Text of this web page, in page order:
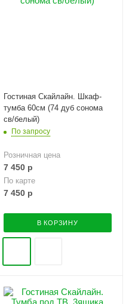
Гостиная Скайлайн. Шкаф-
тумба 60см (74 дуб сонома
св/белый)
По запросу
Розничная цена
7 450р
По карте
7 450р
В КОРЗИНУ